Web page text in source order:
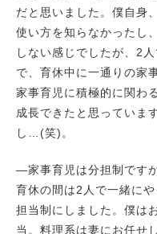
だと思いました。僕自身
使い方を知らなかったし
しない感じでしたが、2
で、育休中に一通りの家
家事育児に積極的に関わ
成長できたと思っていま
し…(笑)。
―家事育児は分担制です
育休の間は2人で一緒に
担当制にしました。僕は
当。料理系は妻にお任せ